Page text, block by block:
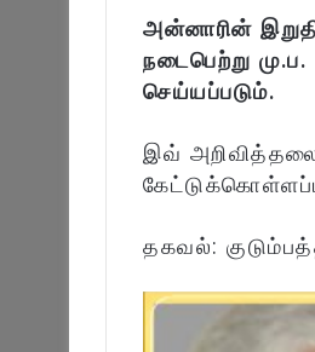
அன்னாரின்
நடைபெற்று
செய்யப்படும்.
இவ்
தகவல்: